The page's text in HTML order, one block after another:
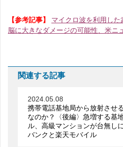
【参考記事】
マイクロ波を利用した
脳に大きなダメージの可能性、米ニ
関連する記事
2024.05.08
携帯電話基地局から放射させ
なのか？〈後編〉急増する基
ル、高級マンションが台無し
バンクと楽天モバイル